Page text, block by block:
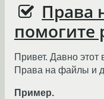
Права
помогите
Привет. Давно этот
Права на файлы и
Пример.